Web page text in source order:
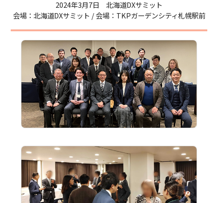
2024年3月7日 北海道DXサミット
会場：北海道DXサミット / 会場：TKPガーデンシティ札幌駅前